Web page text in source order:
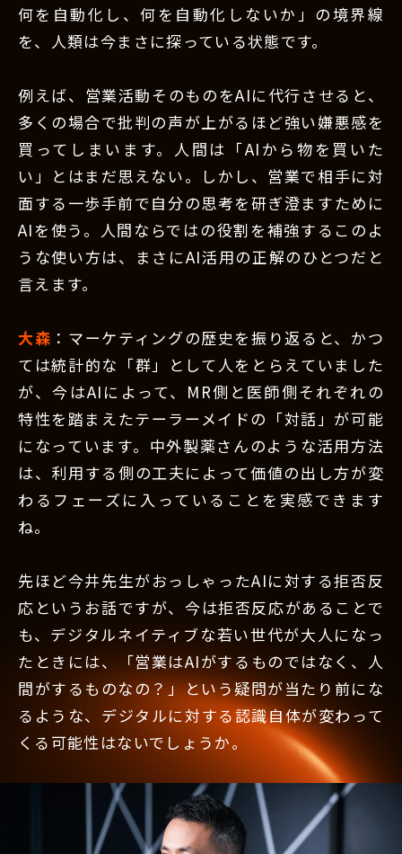
何を自動化し、何を自動化しないか」の境界線
を、人類は今まさに探っている状態です。
例えば、営業活動そのものをAIに代行させると、
多くの場合で批判の声が上がるほど強い嫌悪感を
買ってしまいます。人間は「AIから物を買いた
い」とはまだ思えない。しかし、営業で相手に対
面する一歩手前で自分の思考を研ぎ澄ますために
AIを使う。人間ならではの役割を補強するこのよ
うな使い方は、まさにAI活用の正解のひとつだと
言えます。
大森 ：マーケティングの歴史を振り返ると、かつ
ては統計的な「群」として人をとらえていました
が、今はAIによって、MR側と医師側それぞれの
特性を踏まえたテーラーメイドの「対話」が可能
になっています。中外製薬さんのような活用方法
は、利用する側の工夫によって価値の出し方が変
わるフェーズに入っていることを実感できます
ね。
先ほど今井先生がおっしゃったAIに対する拒否反
応というお話ですが、今は拒否反応があることで
も、デジタルネイティブな若い世代が大人になっ
たときには、「営業はAIがするものではなく、人
間がするものなの？」という疑問が当たり前にな
るような、デジタルに対する認識自体が変わって
くる可能性はないでしょうか。